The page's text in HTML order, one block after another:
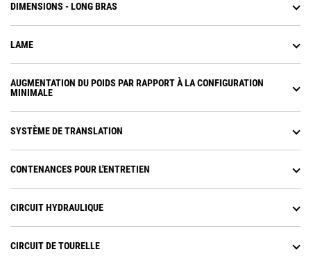
DIMENSIONS - LONG BRAS
LAME
AUGMENTATION DU POIDS PAR RAPPORT À LA CONFIGURATION
MINIMALE
SYSTÈME DE TRANSLATION
CONTENANCES POUR L'ENTRETIEN
CIRCUIT HYDRAULIQUE
CIRCUIT DE TOURELLE